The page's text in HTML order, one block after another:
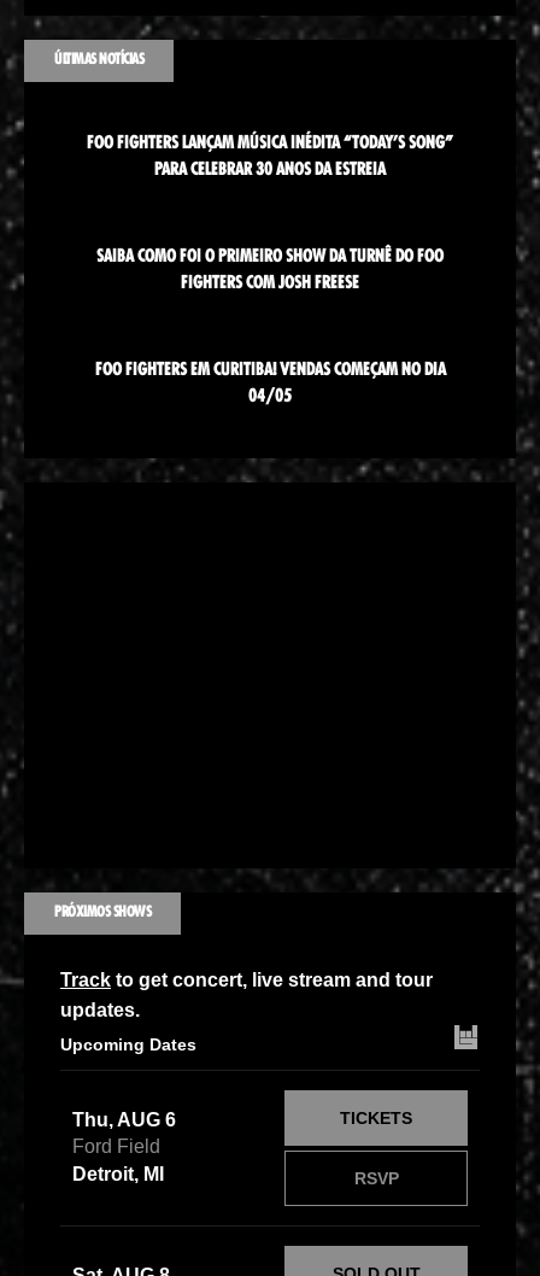
ÚLTIMAS NOTÍCIAS
FOO FIGHTERS LANÇAM MÚSICA INÉDITA “TODAY’S SONG”
PARA CELEBRAR 30 ANOS DA ESTREIA
SAIBA COMO FOI O PRIMEIRO SHOW DA TURNÊ DO FOO
FIGHTERS COM JOSH FREESE
FOO FIGHTERS EM CURITIBA! VENDAS COMEÇAM NO DIA
04/05
PRÓXIMOS SHOWS
Track to get concert, live stream and tour
updates.
Upcoming Dates
Thu, AUG 6
Ford Field
Detroit, MI
RSVP
TICKETS